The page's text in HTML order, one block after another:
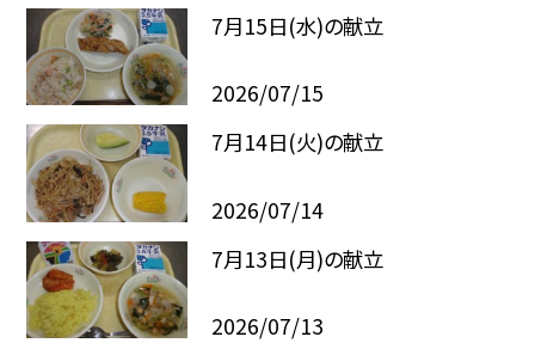
7月15日(水)の献立
2026/07/15
7月14日(火)の献立
2026/07/14
7月13日(月)の献立
2026/07/13